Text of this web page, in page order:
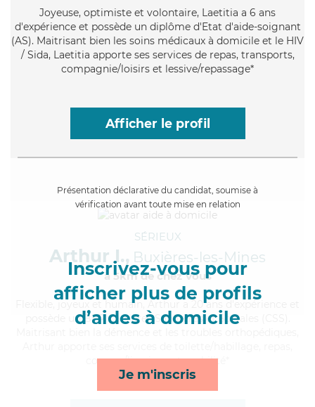
Joyeuse, optimiste et volontaire, Laetitia a 6 ans
d'expérience et possède un diplôme d'Etat d'aide-soignant
(AS). Maitrisant bien les soins médicaux à domicile et le HIV
/ Sida, Laetitia apporte ses services de repas, transports,
compagnie/loisirs et lessive/repassage*
Afficher le profil
Présentation déclarative du candidat, soumise à
vérification avant toute mise en relation
Inscrivez-vous pour
afficher plus de profils
d’aides à domicile
Je m'inscris
SÉRIEUX
Arthur I., Buxières-les-Mines
à 5km de chez Vous
, joyeux et humain, Arthur a 20 ans d'expérience et
possède un BEP Carrières Sanitaires et Sociales (CSS).
courses/livraison et mobilité*